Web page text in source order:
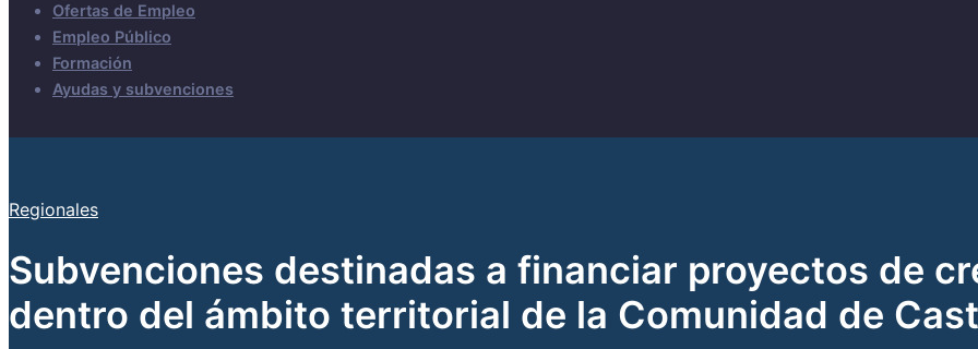
Ofertas de Empleo
Empleo Público
Formación
Ayudas y subvenciones
Regionales
Subvenciones destinadas a financiar proyectos de
dentro del ámbito territorial de la Comunidad de